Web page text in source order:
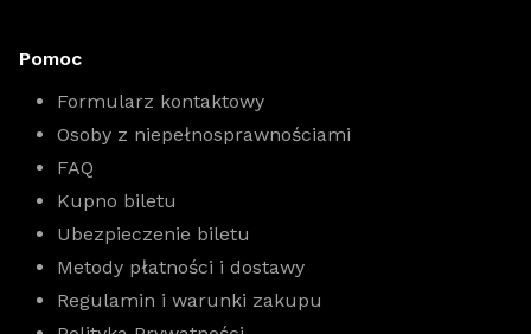
Pomoc
Formularz kontaktowy
Osoby z niepełnosprawnościami
FAQ
Kupno biletu
Ubezpieczenie biletu
Metody płatności i dostawy
Regulamin i warunki zakupu